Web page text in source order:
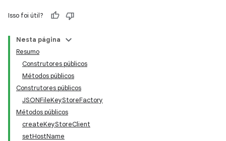
Isso foi útil?
Nesta página
Resumo
Construtores públicos
Métodos públicos
Construtores públicos
JSONFileKeyStoreFactory
Métodos públicos
createKeyStoreClient
setHostName